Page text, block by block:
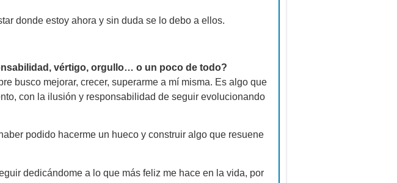
donde estoy ahora y sin duda se lo debo a ellos.
vértigo, orgullo… o un poco de todo?
busco mejorar, crecer, superarme a mí misma. Es algo que
con la ilusión y responsabilidad de seguir evolucionando
podido hacerme un hueco y construir algo que resuene
dedicándome a lo que más feliz me hace en la vida, por